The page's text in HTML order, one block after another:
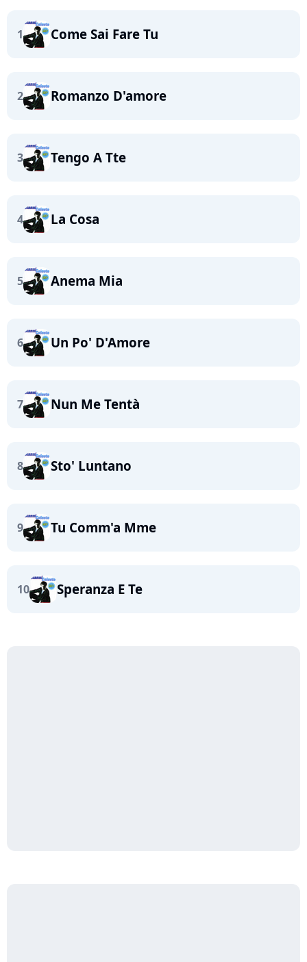
1 Come Sai Fare Tu
2 Romanzo D'amore
3 Tengo A Tte
4 La Cosa
5 Anema Mia
6 Un Po' D'Amore
7 Nun Me Tentà
8 Sto' Luntano
9 Tu Comm'a Mme
10 Speranza E Te